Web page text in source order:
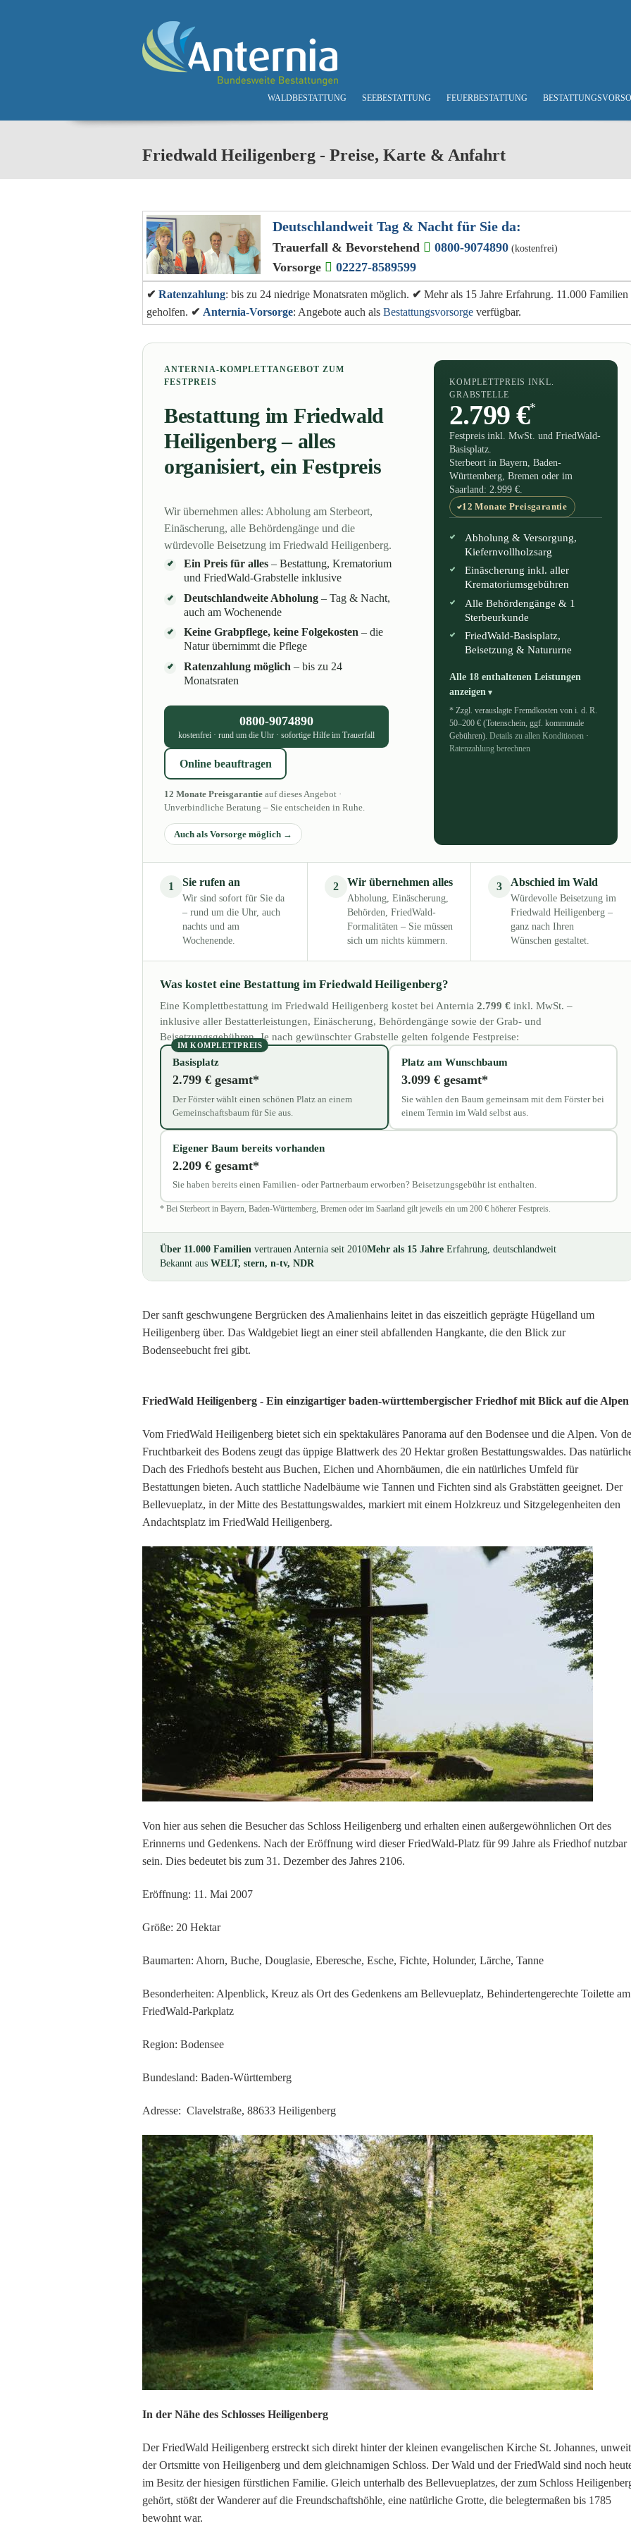
WALDBESTATTUNG SEEBESTATTUNG FEUERBESTATTUNG
Friedwald Heiligenberg - Preise, Karte & Anfahrt
Deutschlandweit Tag & Nacht für Sie da:
Trauerfall & Bevorstehend 0800-9074890 (kostenfrei)
Vorsorge 02227-8589599
✔ Ratenzahlung: bis zu 24 niedrige Monatsraten möglich. ✔ Mehr als 15 Jahre Erfahrung. 11.000 Familien
geholfen. ✔ Anternia-Vorsorge: Angebote auch als Bestattungsvorsorge verfügbar.
ANTERNIA-KOMPLETTANGEBOT ZUM
FESTPREIS
Bestattung im Friedwald
Heiligenberg – alles
organisiert, ein Festpreis
Wir übernehmen alles: Abholung am Sterbeort,
Einäscherung, alle Behördengänge und die
würdevolle Beisetzung im Friedwald Heiligenberg.
Ein Preis für alles– Bestattung, Krematorium
und FriedWald-Grabstelle inklusive
Deutschlandweite Abholung– Tag & Nacht,
auch am Wochenende
Keine Grabpflege, keine Folgekosten– die
Natur übernimmt die Pflege
Ratenzahlung möglich – bis zu 24
Monatsraten
0800-9074890
kostenfrei · rund um die Uhr · sofortige Hilfe im Trauerfall
Online beauftragen
12 Monate Preisgarantie auf dieses Angebot ·
Unverbindliche Beratung – Sie entscheiden in Ruhe.
Auch als Vorsorge möglich
KOMPLETTPREIS INKL.
GRABSTELLE
2.799 €*
Festpreis inkl. MwSt. und FriedWald-
Basisplatz.
Sterbeort in Bayern, Baden-
Württemberg, Bremen oder im
Saarland: 2.999 €.
12 Monate Preisgarantie
Abholung & Versorgung,
Kiefernvollholzsarg
Einäscherung inkl. aller
Krematoriumsgebühren
Alle Behördengänge & 1
Sterbeurkunde
FriedWald-Basisplatz,
Beisetzung & Natururne
Alle 18 enthaltenen Leistungen
anzeigen
* Zzgl. verauslagte Fremdkosten von i. d. R.
50–200 € (Totenschein, ggf. kommunale
Gebühren). Details zu allen Konditionen ·
Ratenzahlung berechnen
1 Sie rufen an
Wir sind sofort für Sie da
– rund um die Uhr, auch
nachts und am
Wochenende.
2 Wir übernehmen alles
Abholung, Einäscherung,
Behörden, FriedWald-
Formalitäten – Sie müssen
sich um nichts kümmern.
3 Abschied im Wald
Würdevolle Beisetzung im
Friedwald Heiligenberg –
ganz nach Ihren
Wünschen gestaltet.
Was kostet eine Bestattung im Friedwald Heiligenberg?
Eine Komplettbestattung im Friedwald Heiligenberg kostet bei Anternia 2.799 € inkl. MwSt. –
inklusive aller Bestatterleistungen, Einäscherung, Behördengänge sowie der Grab- und
Beisetzungsgebühren. Je nach gewünschter Grabstelle gelten folgende Festpreise:
IM KOMPLETTPREIS
Basisplatz
2.799 € gesamt*
Der Förster wählt einen schönen Platz an einem
Gemeinschaftsbaum für Sie aus.
Platz am Wunschbaum
3.099 € gesamt*
Sie wählen den Baum gemeinsam mit dem Förster bei
einem Termin im Wald selbst aus.
Eigener Baum bereits vorhanden
2.209 € gesamt*
Sie haben bereits einen Familien- oder Partnerbaum erworben? Beisetzungsgebühr ist enthalten.
* Bei Sterbeort in Bayern, Baden-Württemberg, Bremen oder im Saarland gilt jeweils ein um 200 € höherer Festpreis.
Über 11.000 Familien vertrauen Anternia seit 2010Mehr als 15 Jahre Erfahrung, deutschlandweit
Bekannt aus WELT, stern, n-tv, NDR
Der sanft geschwungene Bergrücken des Amalienhains leitet in das eiszeitlich geprägte Hügelland um
Heiligenberg über. Das Waldgebiet liegt an einer steil abfallenden Hangkante, die den Blick zur
Bodenseebucht frei gibt.
FriedWald Heiligenberg - Ein einzigartiger baden-württembergischer Friedhof mit Blick auf die Alpen
Vom FriedWald Heiligenberg bietet sich ein spektakuläres Panorama auf den Bodensee und die Alpen. Von
Fruchtbarkeit des Bodens zeugt das üppige Blattwerk des 20 Hektar großen Bestattungswaldes. Das
Dach des Friedhofs besteht aus Buchen, Eichen und Ahornbäumen, die ein natürliches Umfeld für
Bestattungen bieten. Auch stattliche Nadelbäume wie Tannen und Fichten sind als Grabstätten geeignet. Der
Bellevueplatz, in der Mitte des Bestattungswaldes, markiert mit einem Holzkreuz und Sitzgelegenheiten den
Andachtsplatz im FriedWald Heiligenberg.
Von hier aus sehen die Besucher das Schloss Heiligenberg und erhalten einen außergewöhnlichen Ort des
Erinnerns und Gedenkens. Nach der Eröffnung wird dieser FriedWald-Platz für 99 Jahre als Friedhof nutzbar
sein. Dies bedeutet bis zum 31. Dezember des Jahres 2106.
Eröffnung: 11. Mai 2007
Größe: 20 Hektar
Baumarten: Ahorn, Buche, Douglasie, Eberesche, Esche, Fichte, Holunder, Lärche, Tanne
Besonderheiten: Alpenblick, Kreuz als Ort des Gedenkens am Bellevueplatz, Behindertengerechte Toilette am
FriedWald-Parkplatz
Region: Bodensee
Bundesland: Baden-Württemberg
Adresse: Clavelstraße, 88633 Heiligenberg
In der Nähe des Schlosses Heiligenberg
Der FriedWald Heiligenberg erstreckt sich direkt hinter der kleinen evangelischen Kirche St. Johannes, unweit
der Ortsmitte von Heiligenberg und dem gleichnamigen Schloss. Der Wald und der FriedWald sind noch
im Besitz der hiesigen fürstlichen Familie. Gleich unterhalb des Bellevueplatzes, der zum Schloss
gehört, stößt der Wanderer auf die Freundschaftshöhle, eine natürliche Grotte, die belegtermaßen bis 1785
bewohnt war.